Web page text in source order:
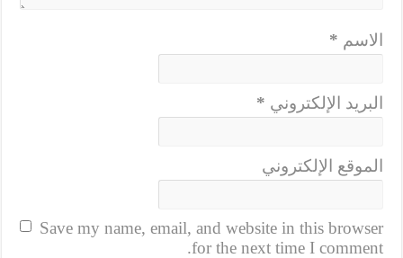
الاسم *
البريد الإلكتروني *
الموقع الإلكتروني
Save my name, email, and website in this browser
for the next time I comment.